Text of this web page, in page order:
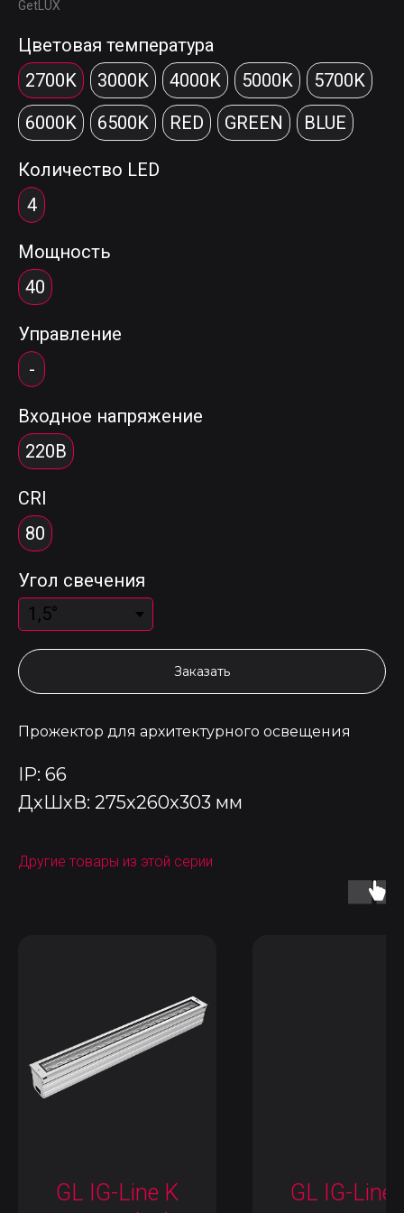
GetLUX
Цветовая температура
2700K
3000K 4000K 5000K
5700K
6000K
6500K RED GREEN BLUE
Количество LED
4
Мощность
40
Управление
-
Входное напряжение
220В
CRI
80
Угол свечения
Заказать
Прожектор для архитектурного освещения
IP: 66
ДxШxВ: 275x260x303 мм
Другие товары из этой серии
GL IG-Line K
GL IG-Line